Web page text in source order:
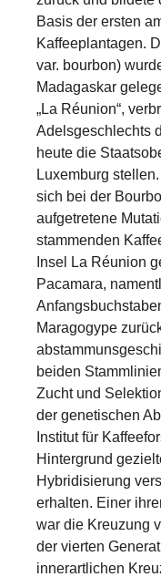
Basis der ersten
Kaffeeplantagen.
var. bourbon)
Madagaskar
„La Réunion“,
Adelsgeschlechts
heute die
Luxemburg
sich bei der
aufgetretene
stammenden
Insel La Réunion
Pacamara,
Maragogype
beiden
Zucht und
der genetischen
Institut für
Hintergrund
Hybridisierung
erhalten. Einer
war die Kreuzung
der vierten
innerartlichen